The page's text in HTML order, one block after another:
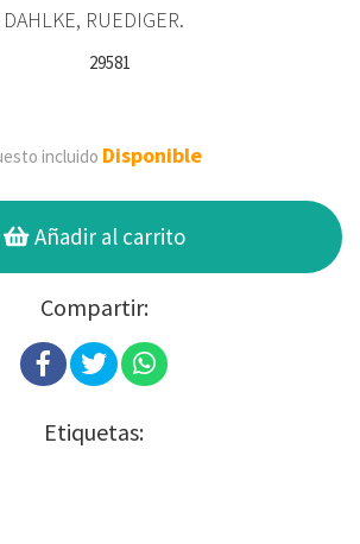
DAHLKE, RUEDIGER.
29581
incluido Disponible
Añadir al carrito
Compartir:
Etiquetas: